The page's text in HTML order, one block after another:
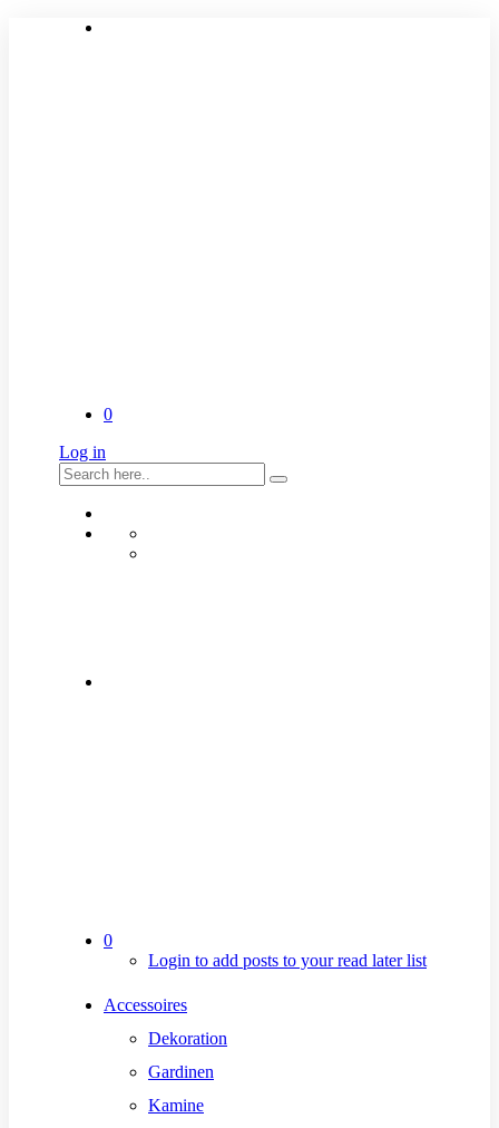
0
Log in
0
Login to add posts to your read later list
Accessoires
Dekoration
Gardinen
Kamine